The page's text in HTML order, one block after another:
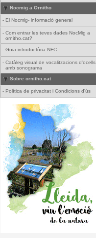
Nocmig a Ornitho
- El Nocmig- informació general
- Com entrar les teves dades NocMig a
ornitho.cat?
- Guia introductòria NFC
- Catàleg visual de vocalitzacions d'ocells
amb sonograma
Sobre ornitho.cat
- Política de privacitat i Condicions d'ús